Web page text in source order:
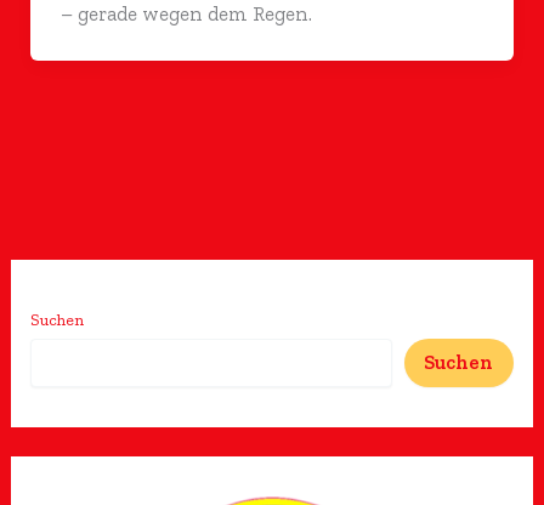
– gerade wegen dem Regen.
Suchen
Suchen